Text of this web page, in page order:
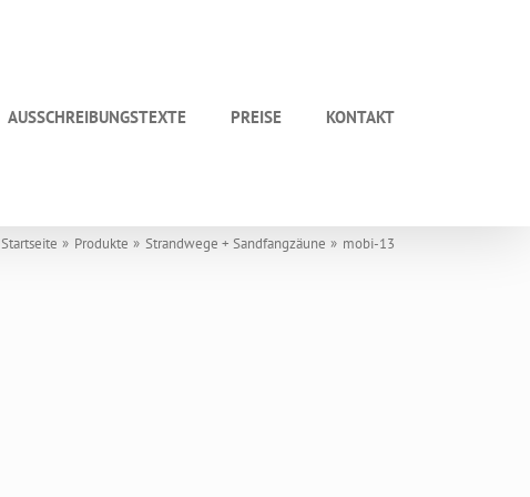
AUSSCHREIBUNGSTEXTE PREISE KONTAKT
Startseite Produkte Strandwege + Sandfangzäune mobi-13